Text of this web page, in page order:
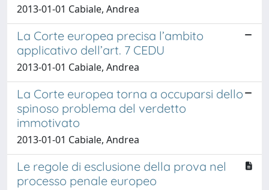
2013-01-01 Cabiale, Andrea
La Corte europea precisa l’ambito
applicativo dell’art. 7 CEDU
2013-01-01 Cabiale, Andrea
La Corte europea torna a occuparsi dello
spinoso problema del verdetto
immotivato
2013-01-01 Cabiale, Andrea
Le regole di esclusione della prova nel
processo penale europeo